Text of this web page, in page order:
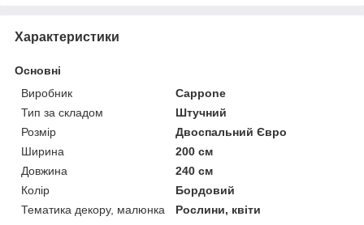
Характеристики
Основні
Виробник
Cappone
Тип за складом
Штучний
Розмір
Двоспальний Євро
Ширина
200 см
Довжина
240 см
Колір
Бордовий
Тематика декору, малюнка
Рослини, квіти